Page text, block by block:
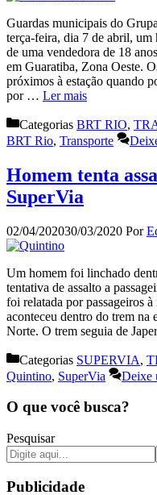
Guardas municipais do
terça-feira, dia 7 de abril,
de uma vendedora de 18
em Guaratiba, Zona Oeste.
próximos à estação quando
por … Ler mais
Categorias BRT RIO,
BRT Rio, Transporte
Homem tenta
SuperVia
02/04/202030/03/2020 Por
Um homem foi linchado
tentativa de assalto a
foi relatada por passageiros
aconteceu dentro do trem na
Norte. O trem seguia de
Categorias SUPERVIA,
Quintino, SuperVia Deixe
O que você busca?
Pesquisar
Publicidade